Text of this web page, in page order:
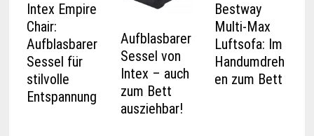
Intex Empire
Chair:
Aufblasbarer
Sessel für
stilvolle
Entspannung
Aufblasbarer
Sessel von
Intex – auch
zum Bett
ausziehbar!
Bestway
Multi-Max
Luftsofa: Im
Handumdreh
en zum Bett